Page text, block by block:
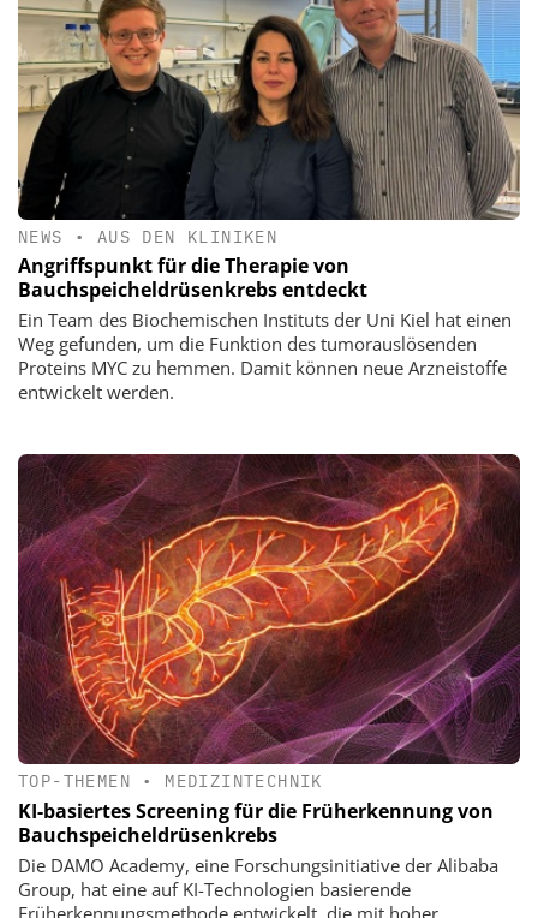
NEWS • AUS DEN KLINIKEN
Angriffspunkt für die Therapie von
Bauchspeicheldrüsenkrebs entdeckt
Ein Team des Biochemischen Instituts der Uni Kiel hat einen
Weg gefunden, um die Funktion des tumorauslösenden
Proteins MYC zu hemmen. Damit können neue Arzneistoffe
entwickelt werden.
TOP-THEMEN • MEDIZINTECHNIK
KI-basiertes Screening für die Früherkennung von
Bauchspeicheldrüsenkrebs
Die DAMO Academy, eine Forschungsinitiative der Alibaba
Group, hat eine auf KI-Technologien basierende
Früherkennungsmethode entwickelt, die mit hoher